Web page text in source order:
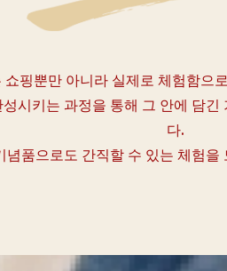
핑뿐만 아니라 실제로 체험함으
시키는 과정을 통해 그 안에 담
다.
념품으로도 간직할 수 있는 체험